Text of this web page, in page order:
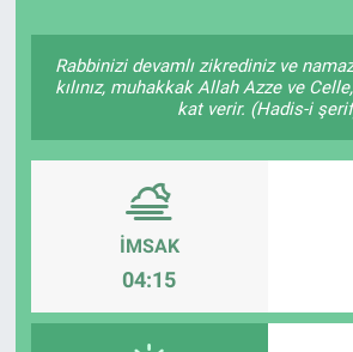
Rabbinizi devamlı zikrediniz ve
kılınız, muhakkak Allah Azze ve
kat verir. (Hadis-i
İMSAK
04:15
Kütahya
Genel